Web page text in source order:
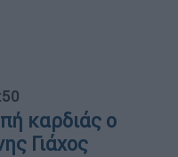
καρδιάς ο
Γιάχος